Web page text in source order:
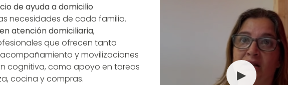
de ayuda a domicilio
necesidades de cada familia.
atención domiciliaria,
que ofrecen tanto
y movilizaciones
cognitiva, como apoyo en tareas
cocina y compras.
▶